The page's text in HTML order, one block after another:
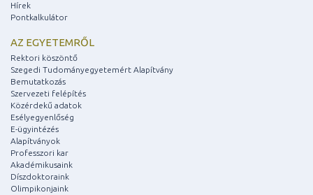
Hírek
Pontkalkulátor
AZ EGYETEMRŐL
Rektori köszöntő
Szegedi Tudományegyetemért Alapítvány
Bemutatkozás
Szervezeti felépítés
Közérdekű adatok
Esélyegyenlőség
E-ügyintézés
Alapítványok
Professzori kar
Akadémikusaink
Díszdoktoraink
Olimpikonjaink